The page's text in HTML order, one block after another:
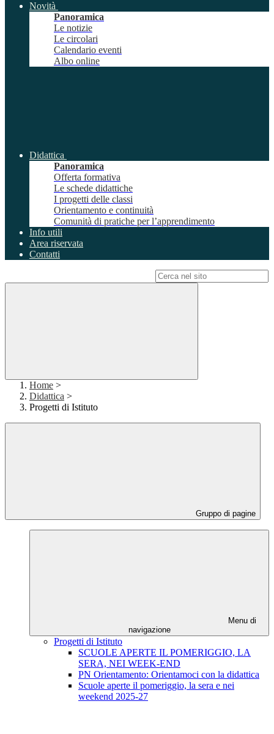
Novità
Panoramica
Le notizie
Le circolari
Calendario eventi
Albo online
Didattica
Panoramica
Offerta formativa
Le schede didattiche
I progetti delle classi
Orientamento e continuità
Comunità di pratiche per l’apprendimento
Info utili
Area riservata
Contatti
Home >
Didattica >
Progetti di Istituto
Gruppo di pagine
Menu di
navigazione
Progetti di Istituto
SCUOLE APERTE IL POMERIGGIO, LA
SERA, NEI WEEK-END
PN Orientamento: Orientamoci con la didattica
Scuole aperte il pomeriggio, la sera e nei
weekend 2025-27